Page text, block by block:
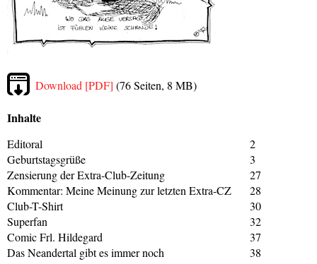
Download [PDF] (76 Seiten, 8 MB)
Inhalte
Editoral
2
Geburtstagsgrüße
3
Zensierung der Extra-Club-Zeitung
27
Kommentar: Meine Meinung zur letzten Extra-CZ
28
Club-T-Shirt
30
Superfan
32
Comic Frl. Hildegard
37
Das Neandertal gibt es immer noch
38